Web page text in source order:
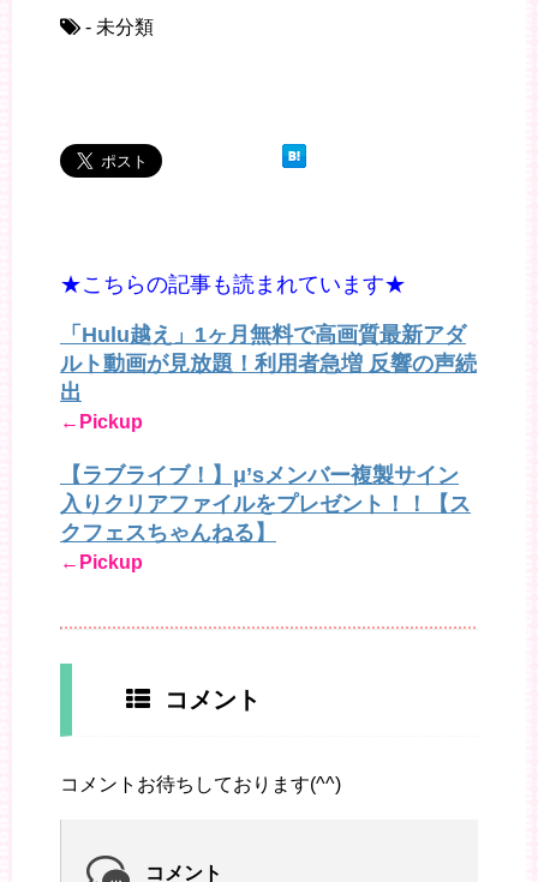
- 未分類
★こちらの記事も読まれています★
「Hulu越え」1ヶ月無料で高画質最新アダ
ルト動画が見放題！利用者急増 反響の声続
出
←Pickup
【ラブライブ！】μ’sメンバー複製サイン
入りクリアファイルをプレゼント！！【ス
クフェスちゃんねる】
←Pickup
コメント
コメントお待ちしております(^^)
コメント